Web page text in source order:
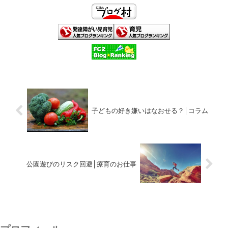
子どもの好き嫌いはなおせる？│コラム
公園遊びのリスク回避│療育のお仕事